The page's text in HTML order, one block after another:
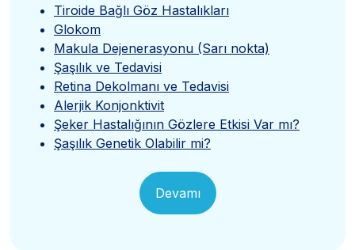
Tiroide Bağlı Göz Hastalıkları
Glokom
Makula Dejenerasyonu (Sarı nokta)
Şaşılık ve Tedavisi
Retina Dekolmanı ve Tedavisi
Alerjik Konjonktivit
Şeker Hastalığının Gözlere Etkisi Var mı?
Şaşılık Genetik Olabilir mi?
Devamı